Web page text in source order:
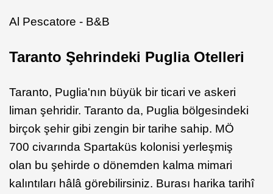
Al Pescatore - B&B
Taranto Şehrindeki Puglia Otelleri
Taranto, Puglia'nın büyük bir ticari ve askeri
liman şehridir. Taranto da, Puglia bölgesindeki
birçok şehir gibi zengin bir tarihe sahip. MÖ
700 civarında Spartaküs kolonisi yerleşmiş
olan bu şehirde o dönemden kalma mimari
kalıntıları hâlâ görebilirsiniz. Burası harika tarihî